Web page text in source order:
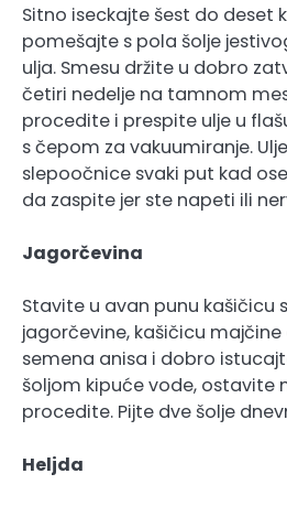
Sitno iseckajte šest do deset
pomešajte s pola šolje
ulja. Smesu držite u dobro
četiri nedelje na tamnom
procedite i prespite ulje u
s čepom za vakuumiranje.
slepoočnice svaki put kad
da zaspite jer ste napeti ili
Jagorčevina
Stavite u avan punu kašičicu
jagorčevine, kašičicu majčine
semena anisa i dobro
šoljom kipuće vode, ostavite
procedite. Pijte dve šolje
Heljda